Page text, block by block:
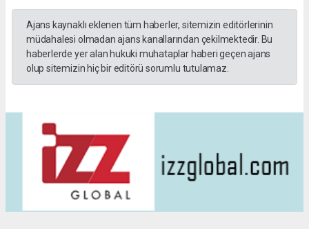
Ajans kaynaklı eklenen tüm haberler, sitemizin editörlerinin
müdahalesi olmadan ajans kanallarından çekilmektedir. Bu
haberlerde yer alan hukuki muhataplar haberi geçen ajans
olup sitemizin hiç bir editörü sorumlu tutulamaz.